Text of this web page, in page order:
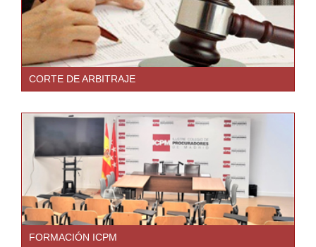
CORTE DE ARBITRAJE
FORMACIÓN ICPM